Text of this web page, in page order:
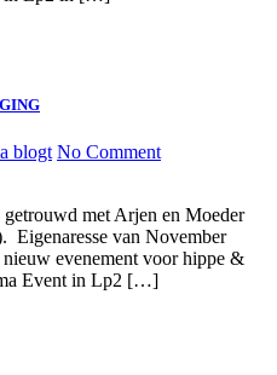
blogt No Comment
met Arjen en Moeder
Eigenaresse van November
evenement voor hippe &
Event in Lp2 […]